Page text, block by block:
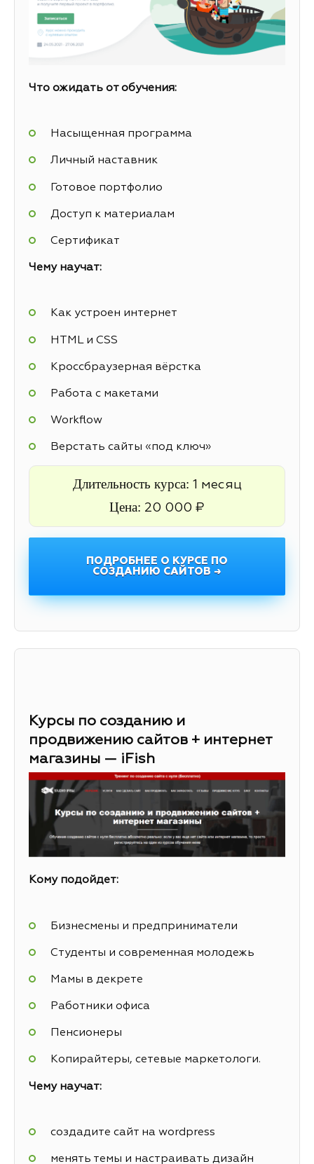
Что ожидать от обучения:
Насыщенная программа
Личный наставник
Готовое портфолио
Доступ к материалам
Сертификат
Чему научат:
Как устроен интернет
HTML и CSS
Кроссбраузерная вёрстка
Работа с макетами
Workflow
Верстать сайты «под ключ»
Длительность курса: 1 месяц
Цена: 20 000 ₽
ПОДРОБНЕЕ О КУРСЕ ПО
СОЗДАНИЮ САЙТОВ →
Курсы по созданию и
продвижению сайтов + интернет
магазины — iFish
Кому подойдет:
Бизнесмены и предприниматели
Студенты и современная молодежь
Мамы в декрете
Работники офиса
Пенсионеры
Копирайтеры, сетевые маркетологи.
Чему научат:
создадите сайт на wordpress
менять темы и настраивать дизайн